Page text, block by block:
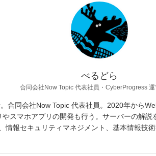
べるどら
合同会社Now Topic 代表社員・CyberProgress
合同会社Now Topic 代表社員。2020年から
スマホアプリの開発も行う。サーバーの解
情報セキュリティマネジメント、基本情報技